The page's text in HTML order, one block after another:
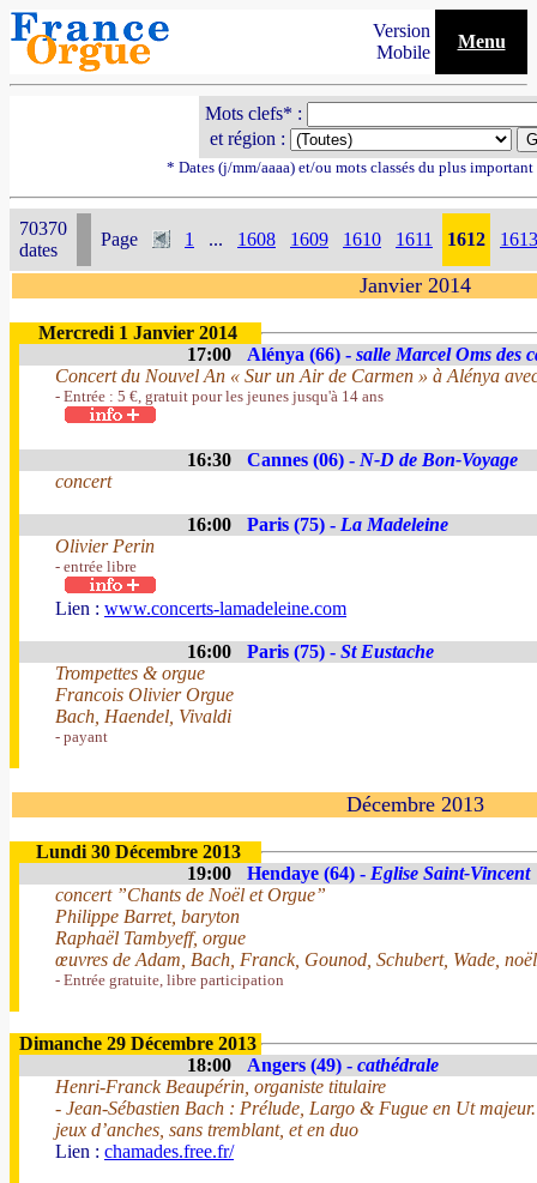
Version
Mobile
Menu
Mots clefs* :
et région :
* Dates (j/mm/aaaa) et/ou mots classés du plus
70370
dates
Page 1 ... 1608 1609 1610 1611 1612 1613
Janvier 2014
Mercredi 1 Janvier 2014
17:00
Alénya (66) - salle Marcel Oms des
Concert du Nouvel An « Sur un Air de Carmen » à Alénya
- Entrée : 5 €, gratuit pour les jeunes jusqu'à 14 ans
16:30 Cannes (06) - N-D de Bon-Voyage
concert
16:00 Paris (75) - La Madeleine
Olivier Perin
- entrée libre
Lien : www.concerts-lamadeleine.com
16:00 Paris (75) - St Eustache
Trompettes & orgue
Francois Olivier Orgue
Bach, Haendel, Vivaldi
- payant
Décembre 2013
Lundi 30 Décembre 2013
19:00
Hendaye (64) - Eglise Saint-Vincent
concert ”Chants de Noël et Orgue”
Philippe Barret, baryton
Raphaël Tambyeff, orgue
œuvres de Adam, Bach, Franck, Gounod, Schubert, Wade,
- Entrée gratuite, libre participation
Dimanche 29 Décembre 2013
18:00
Angers (49) - cathédrale
Henri-Franck Beaupérin, organiste titulaire
- Jean-Sébastien Bach : Prélude, Largo & Fugue en Ut
jeux d’anches, sans tremblant, et en duo
Lien : chamades.free.fr/